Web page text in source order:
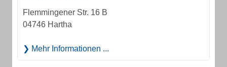
Flemmingener Str. 16 B
04746 Hartha
Mehr Informationen ...